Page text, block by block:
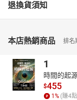
退換貨須知
本店熱銷商品 排名
1
時間的起
$455
1% (賺4